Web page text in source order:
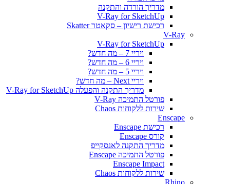
מדריך הורדה והתקנה
V-Ray for SketchUp
רכישת רישיון – סקאטר Skatter
V-Ray
V-Ray for SketchUp
ויריי 7 – מה חדש?
ויריי 6 – מה חדש?
ויריי 5 – מה חדש?
ויריי Next – מה חדש?
מדריך התקנה והפעלה V-Ray for SketchUp
פורטל התמיכה V-Ray
שירות ללקוחות Chaos
Enscape
רכישת Enscape
קורס Enscape
מדריך התקנה לאנסקייפ
פורטל התמיכה Enscape
Enscape Impact
שירות ללקוחות Chaos
Rhino